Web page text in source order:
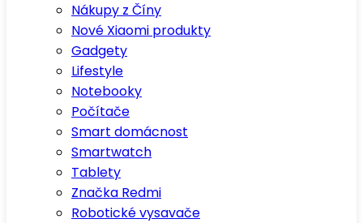
Nákupy z Číny
Nové Xiaomi produkty
Gadgety
Lifestyle
Notebooky
Počítače
Smart domácnost
Smartwatch
Tablety
Značka Redmi
Robotické vysavače